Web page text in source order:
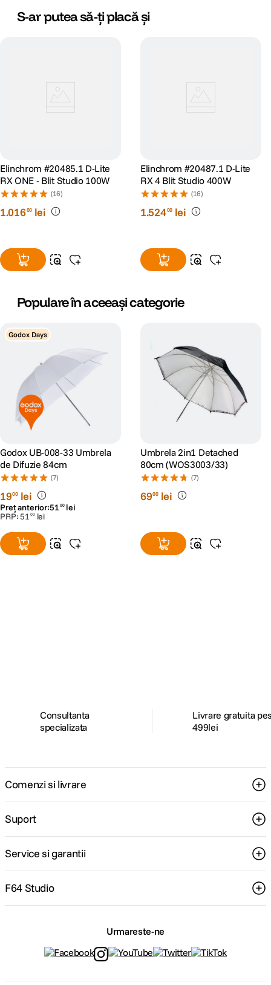
S-ar putea să-ți placă și
Elinchrom #20485.1 D-Lite
RX ONE - Blit Studio 100W
(16)
1.01600 lei
Elinchrom #20487.1 D-Lite
RX 4 Blit Studio 400W
(16)
1.52400 lei
Populare în aceeași categorie
Godox Days
Godox UB-008-33 Umbrela
de Difuzie 84cm
(7)
1900 lei
Preț anterior:51 00 lei
PRP:51 00 lei
Umbrela 2in1 Detached
80cm (WOS3003/33)
(7)
6900 lei
Consultanta
specializata
Livrare gratuita
499lei
Comenzi si livrare
Suport
Service si garantii
F64 Studio
Urmareste-ne